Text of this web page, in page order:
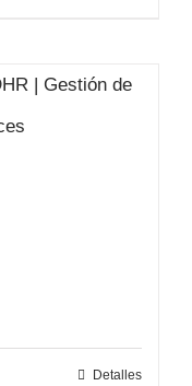
Detalles